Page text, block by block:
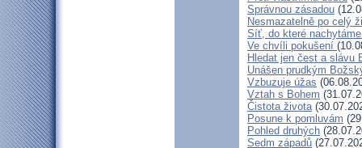
Správnou zásadou
Nesmazatelně po celý
Síť, do které
Ve chvíli pokušení
Hledat jen čest a slávu
Unášen prudkým
Vzbuzuje úžas
Vztah s Bohem
Čistota života
Posune k pomluvám
Pohled druhých
Sedm západů